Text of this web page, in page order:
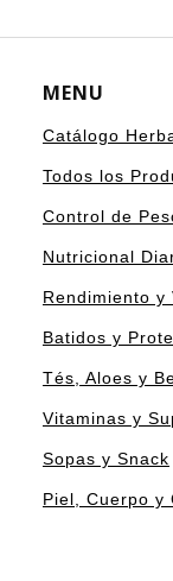
MENU
Catálogo
Todos los
Control de
Nutricional
Rendimiento y
Batidos y
Tés, Aloes y
Vitaminas y
Sopas y Snack
Piel, Cuerpo y